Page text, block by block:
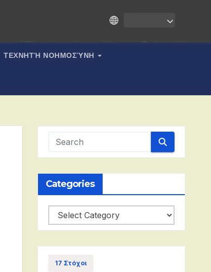
ΤΕΧΝΗΤΉ ΝΟΗΜΟΣΎΝΗ
Categories
Categories
17 Στόχοι